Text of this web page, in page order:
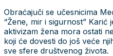
Obraćajuči se učesnicima
“Žene, mir i sigurnost” Karić
aktivizam žena mora ostati
koji će dovesti do još veće
sve sfere društvenog života.